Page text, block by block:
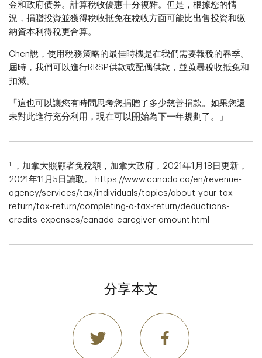
金和政府債券。計算稅收優惠十分複雜。但是，根據您的情
況，捐贈投資並獲得稅收抵免在稅收方面可能比出售投資和繳
納資本利得稅更合算。
Chen說，使用稅務策略的最佳時機是在我們需要報稅的春季。
屆時，我們可以進行RRSP供款或配偶供款，並蒐尋稅收抵免和
扣減。
「這也可以讓您有時間思考您捐贈了多少慈善捐款。如果您還
未對此進行充分利用，現在可以開始為下一年規劃了。」
1
，加拿大照顧者免稅額，加拿大政府，2021年1月18日更新，
2021年11月5日讀取。 https://www.canada.ca/en/revenue-
agency/services/tax/individuals/topics/about-your-tax-
return/tax-return/completing-a-tax-return/deductions-
credits-expenses/canada-caregiver-amount.html
分享本文